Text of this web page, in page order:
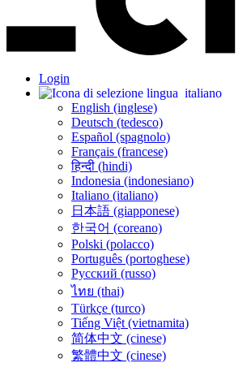
Login
italiano
English (inglese)
Deutsch (tedesco)
Español (spagnolo)
Français (francese)
हिन्दी (hindi)
Indonesia (indonesiano)
Italiano (italiano)
日本語 (giapponese)
한국어 (coreano)
Polski (polacco)
Português (portoghese)
Русский (russo)
ไทย (thai)
Türkçe (turco)
Tiếng Việt (vietnamita)
简体中文 (cinese)
繁體中文 (cinese)